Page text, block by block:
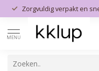
Zorgvuldig verpakt en
MENU